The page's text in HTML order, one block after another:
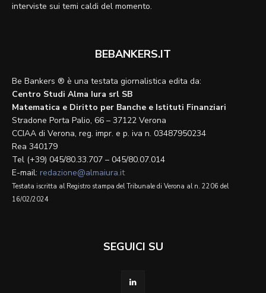
interviste sui temi caldi del momento.
BEBANKERS.IT
Be Bankers ® è una testata giornalistica edita da:
Centro Studi Alma Iura srl SB
Matematica e Diritto per Banche e Istituti Finanziari
Stradone Porta Palio, 66 – 37122 Verona
CCIAA di Verona, reg. impr. e p. iva n. 03487950234
Rea 340179
Tel (+39) 045/80.33.707 – 045/80.07.014
E-mail: redazione@almaiura.it
Testata iscritta al Registro stampa del Tribunale di Verona al n. 2206 del
16/02/2024
SEGUICI SU